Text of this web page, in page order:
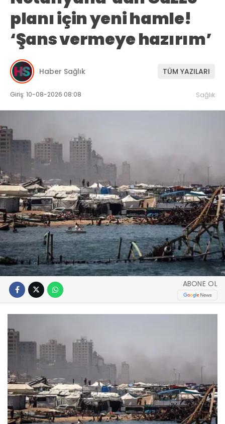
planı için yeni hamle!
‘Şans vermeye hazırım’
Haber Sağlık TÜM YAZILARI
Giriş: 10-08-2026 08:08 Sağlık
ABONE OL